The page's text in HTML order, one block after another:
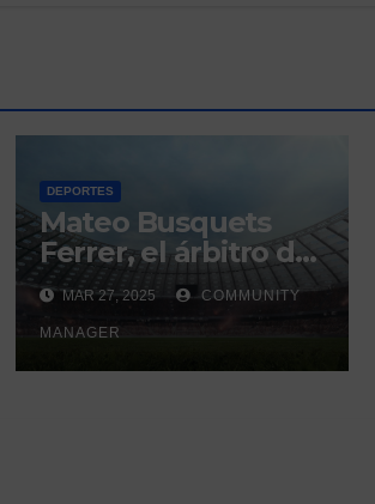
DEPORTES
Mateo Busquets
Ferrer, el árbitro del
derbi sevillano con
un historial que
genera debate
MAR 27, 2025 COMMUNITY
MANAGER